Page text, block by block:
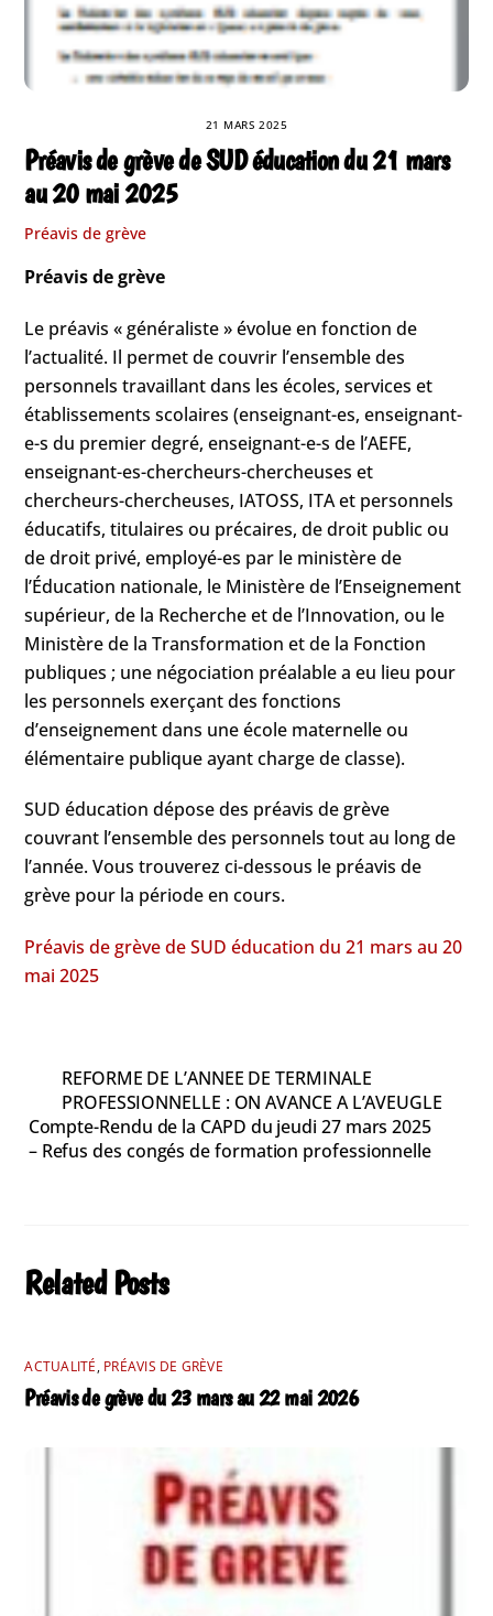
21 MARS 2025
Préavis de grève de SUD éducation du 21 mars
au 20 mai 2025
Préavis de grève
Préavis de grève
Le préavis « généraliste » évolue en fonction de
l’actualité. Il permet de couvrir l’ensemble des
personnels travaillant dans les écoles, services et
établissements scolaires (enseignant-es, enseignant-
e-s du premier degré, enseignant-e-s de l’AEFE,
enseignant-es-chercheurs-chercheuses et
chercheurs-chercheuses, IATOSS, ITA et personnels
éducatifs, titulaires ou précaires, de droit public ou
de droit privé, employé-es par le ministère de
l’Éducation nationale, le Ministère de l’Enseignement
supérieur, de la Recherche et de l’Innovation, ou le
Ministère de la Transformation et de la Fonction
publiques ; une négociation préalable a eu lieu pour
les personnels exerçant des fonctions
d’enseignement dans une école maternelle ou
élémentaire publique ayant charge de classe).
SUD éducation dépose des préavis de grève
couvrant l’ensemble des personnels tout au long de
l’année. Vous trouverez ci-dessous le préavis de
grève pour la période en cours.
Préavis de grève de SUD éducation du 21 mars au 20
mai 2025
REFORME DE L’ANNEE DE TERMINALE
PROFESSIONNELLE : ON AVANCE A L’AVEUGLE
Compte-Rendu de la CAPD du jeudi 27 mars 2025
– Refus des congés de formation professionnelle
Related Posts
ACTUALITÉ, PRÉAVIS DE GRÈVE
Préavis de grève du 23 mars au 22 mai 2026